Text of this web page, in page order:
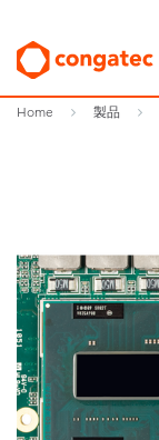
Home 製品